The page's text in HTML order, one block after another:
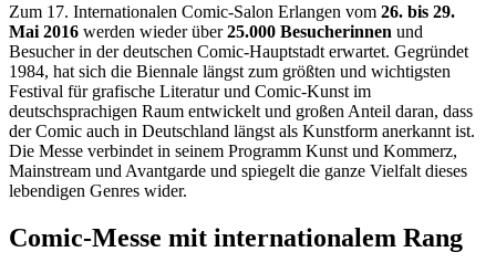
Zum 17. Internationalen Comic-Salon Erlangen vom 26. bis 29.
Mai 2016 werden wieder über25.000 Besucherinnen und
Besucher in der deutschen Comic-Hauptstadt erwartet. Gegründet
1984, hat sich die Biennale längst zum größten und wichtigsten
Festival für grafische Literatur und Comic-Kunst im
deutschsprachigen Raum entwickelt und großen Anteil daran, dass
der Comic auch in Deutschland längst als Kunstform anerkannt ist.
Die Messe verbindet in seinem Programm Kunst und Kommerz,
Mainstream und Avantgarde und spiegelt die ganze Vielfalt dieses
lebendigen Genres wider.
Comic-Messe mit internationalem Rang